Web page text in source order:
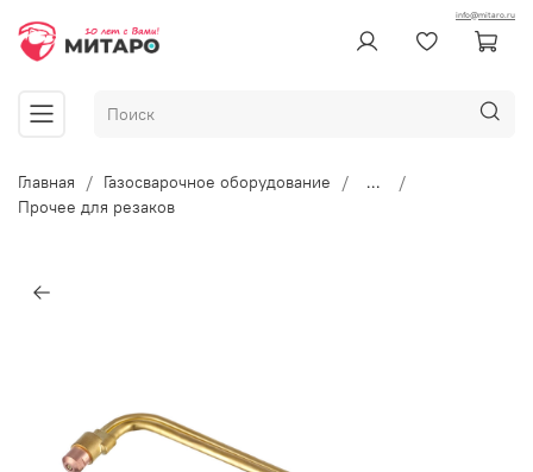
info@mitaro.ru
Главная Газосварочное оборудование
...
Прочее для резаков